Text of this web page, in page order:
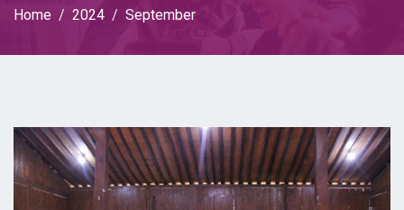
Home 2024 September